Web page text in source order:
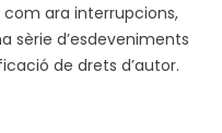
ara interrupcions,
sèrie d’esdeveniments
de drets d’autor.